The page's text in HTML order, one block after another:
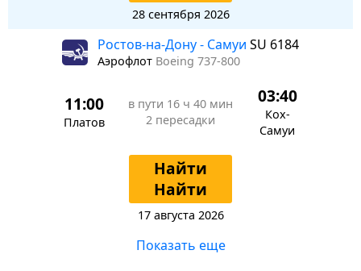
28 сентября 2026
Ростов-на-Дону - Самуи SU 6184
Аэрофлот Boeing 737-800
11:00
Платов
в пути 16 ч 40 мин
2 пересадки
03:40
Кох-
Самуи
Найти
Найти
17 августа 2026
Показать еще